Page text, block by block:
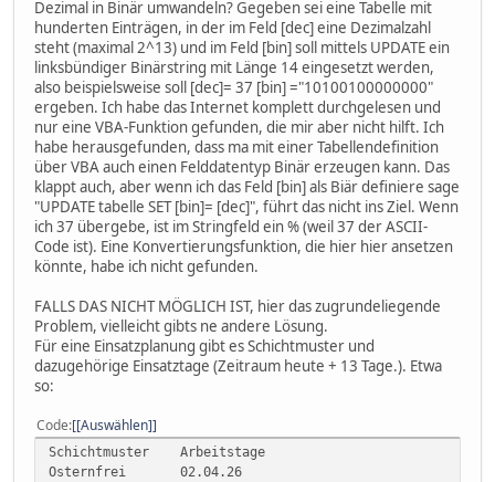
Dezimal in Binär umwandeln? Gegeben sei eine Tabelle mit
hunderten Einträgen, in der im Feld [dec] eine Dezimalzahl
steht (maximal 2^13) und im Feld [bin] soll mittels UPDATE ein
linksbündiger Binärstring mit Länge 14 eingesetzt werden,
also beispielsweise soll [dec]= 37 [bin] ="10100100000000"
ergeben. Ich habe das Internet komplett durchgelesen und
nur eine VBA-Funktion gefunden, die mir aber nicht hilft. Ich
habe herausgefunden, dass ma mit einer Tabellendefinition
über VBA auch einen Felddatentyp Binär erzeugen kann. Das
klappt auch, aber wenn ich das Feld [bin] als Biär definiere sage
"UPDATE tabelle SET [bin]= [dec]", führt das nicht ins Ziel. Wenn
ich 37 übergebe, ist im Stringfeld ein % (weil 37 der ASCII-
Code ist). Eine Konvertierungsfunktion, die hier hier ansetzen
könnte, habe ich nicht gefunden.
FALLS DAS NICHT MÖGLICH IST, hier das zugrundeliegende
Problem, vielleicht gibts ne andere Lösung.
Für eine Einsatzplanung gibt es Schichtmuster und
dazugehörige Einsatztage (Zeitraum heute + 13 Tage.). Etwa
so:
Code [Auswählen]
Schichtmuster Arbeitstage
Osternfrei 02.04.26